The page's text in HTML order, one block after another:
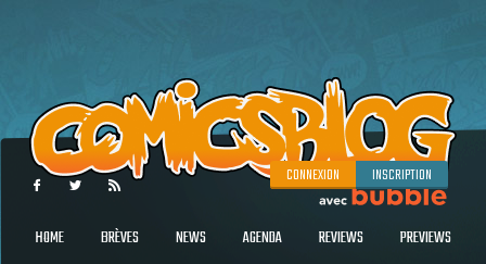
CONNEXION INSCRIPTION
HOME BRÈVES NEWS AGENDA REVIEWS PREVIEWS